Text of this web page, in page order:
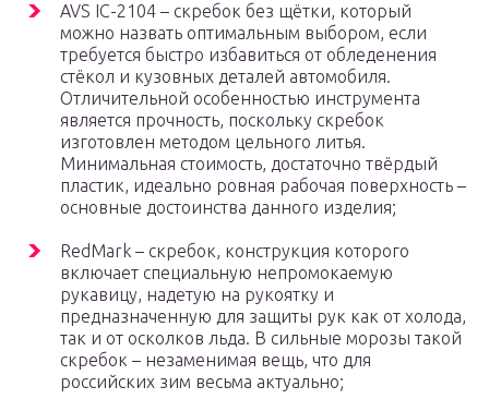
AVS IC-2104 – скребок без щётки, который
можно назвать оптимальным выбором, если
требуется быстро избавиться от обледенения
стёкол и кузовных деталей автомобиля.
Отличительной особенностью инструмента
является прочность, поскольку скребок
изготовлен методом цельного литья.
Минимальная стоимость, достаточно твёрдый
пластик, идеально ровная рабочая поверхность –
основные достоинства данного изделия;
RedMark – скребок, конструкция которого
включает специальную непромокаемую
рукавицу, надетую на рукоятку и
предназначенную для защиты рук как от холода,
так и от осколков льда. В сильные морозы такой
скребок – незаменимая вещь, что для
российских зим весьма актуально;